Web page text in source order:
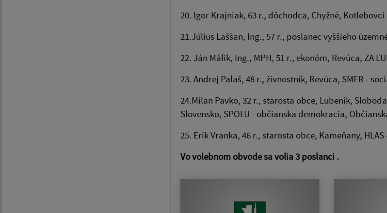
20. Igor Krajniak, 63 r., dôchodca, Chyžné,
21.Július Laššan, Ing., 57 r., poslanec vyššieho
22. Ján Málik, Ing., MPH, 51 r., ekonóm, Revúca, ZA
23. Andrej Palaš, 48 r., živnostník, Revúca, SMER -
24.Milan Pavko, 32 r., starosta obce, Lubeník,
Slovensko, SPOLU - občianska demokracia,
25. Erik Vranka, 46 r., starosta obce, Kameňany,
Vo volebnom obvode sa volia 3 poslanci .